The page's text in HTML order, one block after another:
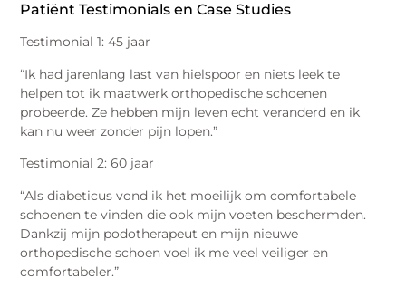
Patiënt Testimonials en Case Studies
Testimonial 1: 45 jaar
“Ik had jarenlang last van hielspoor en niets leek te
helpen tot ik maatwerk orthopedische schoenen
probeerde. Ze hebben mijn leven echt veranderd en ik
kan nu weer zonder pijn lopen.”
Testimonial 2: 60 jaar
“Als diabeticus vond ik het moeilijk om comfortabele
schoenen te vinden die ook mijn voeten beschermden.
Dankzij mijn podotherapeut en mijn nieuwe
orthopedische schoen voel ik me veel veiliger en
comfortabeler.”